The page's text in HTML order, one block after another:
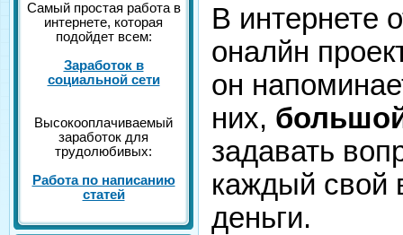
Самый простая работа в
интернете, которая
подойдет всем:
Заработок в
социальной сети
Высокооплачиваемый
заработок для
трудолюбивых:
Работа по написанию
статей
В интернете
оналйн
он
них,
задавать
каждый свой
деньги.